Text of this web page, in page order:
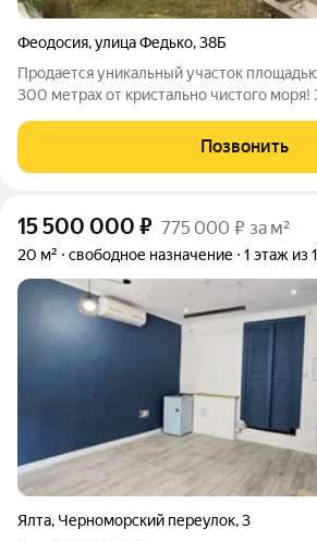
Феодосия,улица Федько,38Б
Продается уникальный участок
300 метрах от кристально чистого моря!
самых востребованных курортных
расположены уютные
Позвонить
15 500 000 ₽ 775 000 ₽ за м²
20 м² свободное назначение 1 этаж из 1
Ялта, Черноморский переулок,3